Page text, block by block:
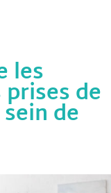
les
de
de